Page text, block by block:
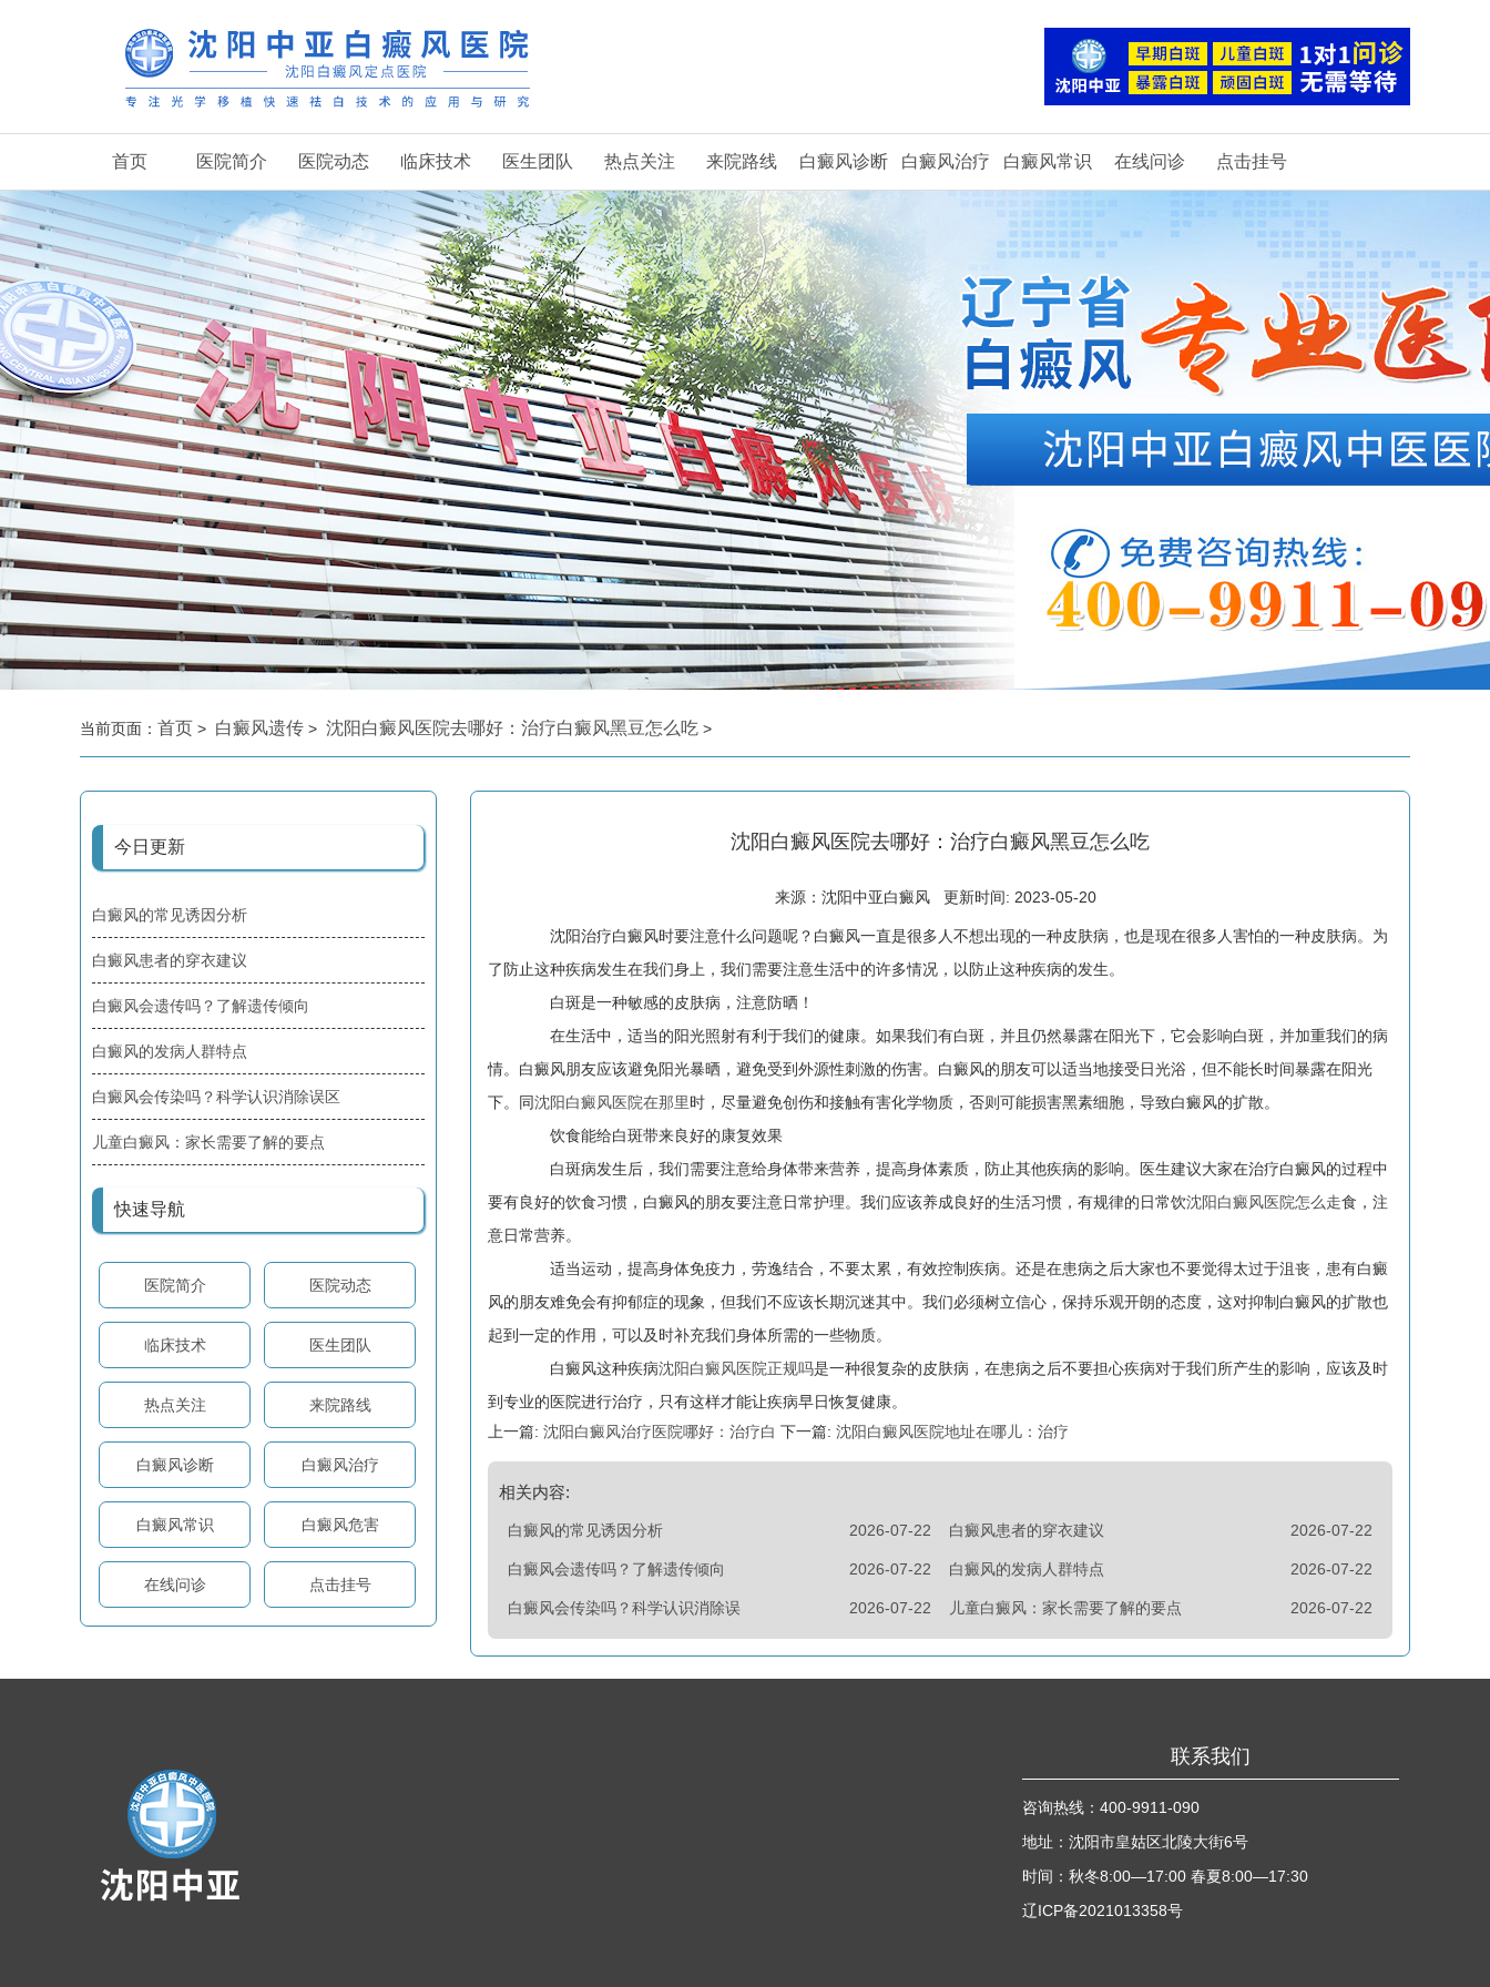
首页 医院简介 医院动态 临床技术 医生团队 热点关注 来院路线 白癜风诊断 白癜风治疗 白癜风常识 在线问诊 点击挂号
当前页面： 首页 > 白癜风遗传 > 沈阳白癜风医院去哪好：治疗白癜风黑豆怎么吃 >
今日更新
白癜风的常见诱因分析
白癜风患者的穿衣建议
白癜风会遗传吗？了解遗传倾向
白癜风的发病人群特点
白癜风会传染吗？科学认识消除误区
儿童白癜风：家长需要了解的要点
快速导航
医院简介 医院动态
临床技术 医生团队
热点关注 来院路线
白癜风诊断 白癜风治疗
白癜风常识 白癜风危害
在线问诊 点击挂号
沈阳白癜风医院去哪好：治疗白癜风黑豆怎么吃
来源：沈阳中亚白癜风 更新时间: 2023-05-20
沈阳治疗白癜风时要注意什么问题呢？白癜风一直是很多人不想出现的一种皮肤病，也是现在很多人害怕的一种皮肤病。为
了防止这种疾病发生在我们身上，我们需要注意生活中的许多情况，以防止这种疾病的发生。
白斑是一种敏感的皮肤病，注意防晒！
在生活中，适当的阳光照射有利于我们的健康。如果我们有白斑，并且仍然暴露在阳光下，它会影响白斑，并加重我们的病
情。白癜风朋友应该避免阳光暴晒，避免受到外源性刺激的伤害。白癜风的朋友可以适当地接受日光浴，但不能长时间暴露在阳光
下。同沈阳白癜风医院在那里时，尽量避免创伤和接触有害化学物质，否则可能损害黑素细胞，导致白癜风的扩散。
饮食能给白斑带来良好的康复效果
白斑病发生后，我们需要注意给身体带来营养，提高身体素质，防止其他疾病的影响。医生建议大家在治疗白癜风的过程中
要有良好的饮食习惯，白癜风的朋友要注意日常护理。我们应该养成良好的生活习惯，有规律的日常饮沈阳白癜风医院怎么走食，注
意日常营养。
适当运动，提高身体免疫力，劳逸结合，不要太累，有效控制疾病。还是在患病之后大家也不要觉得太过于沮丧，患有白癜
风的朋友难免会有抑郁症的现象，但我们不应该长期沉迷其中。我们必须树立信心，保持乐观开朗的态度，这对抑制白癜风的扩散也
起到一定的作用，可以及时补充我们身体所需的一些物质。
白癜风这种疾病沈阳白癜风医院正规吗是一种很复杂的皮肤病，在患病之后不要担心疾病对于我们所产生的影响，应该及时
到专业的医院进行治疗，只有这样才能让疾病早日恢复健康。
上一篇: 沈阳白癜风治疗医院哪好：治疗白 下一篇: 沈阳白癜风医院地址在哪儿：治疗
相关内容:
2026-07-22
白癜风的常见诱因分析 2026-07-22
白癜风患者的穿衣建议
2026-07-22
白癜风会遗传吗？了解遗传倾向 2026-07-22
白癜风的发病人群特点
2026-07-22
白癜风会传染吗？科学认识消除误 2026-07-22
儿童白癜风：家长需要了解的要点
联系我们
咨询热线： 400-9911-090
地址：沈阳市皇姑区北陵大街6号
时间：秋冬8:00—17:00 春夏8:00—17:30
辽ICP备2021013358号